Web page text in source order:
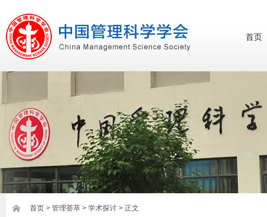
首页
首页 > 管理荟萃 > 学术探讨 > 正文